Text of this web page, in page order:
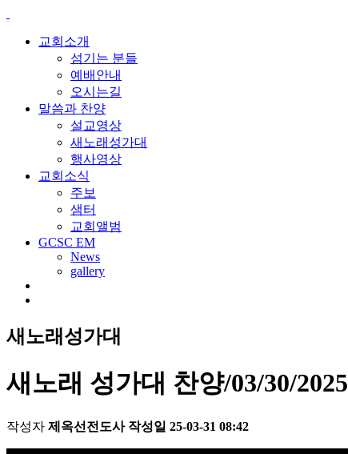
교회소개
섬기는 분들
예배안내
오시는길
말씀과 찬양
설교영상
새노래성가대
행사영상
교회소식
주보
샘터
교회앨범
GCSC EM
News
gallery
새노래성가대
새노래 성가대 찬양/03/30/2025
작성자 제옥선전도사 작성일 25-03-31 08:42